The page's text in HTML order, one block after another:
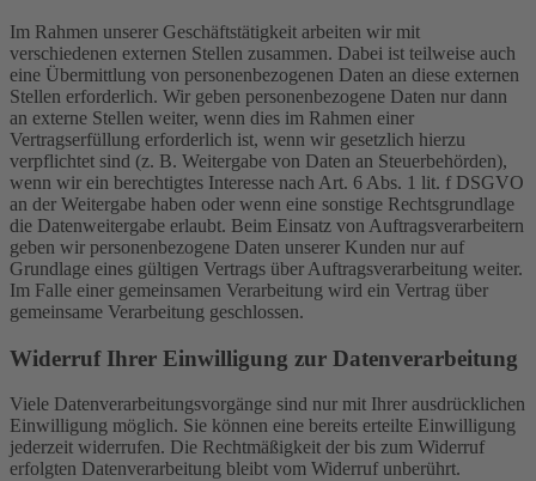
Im Rahmen unserer Geschäftstätigkeit arbeiten wir mit
verschiedenen externen Stellen zusammen. Dabei ist teilweise auch
eine Übermittlung von personenbezogenen Daten an diese externen
Stellen erforderlich. Wir geben personenbezogene Daten nur dann
an externe Stellen weiter, wenn dies im Rahmen einer
Vertragserfüllung erforderlich ist, wenn wir gesetzlich hierzu
verpflichtet sind (z. B. Weitergabe von Daten an Steuerbehörden),
wenn wir ein berechtigtes Interesse nach Art. 6 Abs. 1 lit. f DSGVO
an der Weitergabe haben oder wenn eine sonstige Rechtsgrundlage
die Datenweitergabe erlaubt. Beim Einsatz von Auftragsverarbeitern
geben wir personenbezogene Daten unserer Kunden nur auf
Grundlage eines gültigen Vertrags über Auftragsverarbeitung weiter.
Im Falle einer gemeinsamen Verarbeitung wird ein Vertrag über
gemeinsame Verarbeitung geschlossen.
Widerruf Ihrer Einwilligung zur Datenverarbeitung
Viele Datenverarbeitungsvorgänge sind nur mit Ihrer ausdrücklichen
Einwilligung möglich. Sie können eine bereits erteilte Einwilligung
jederzeit widerrufen. Die Rechtmäßigkeit der bis zum Widerruf
erfolgten Datenverarbeitung bleibt vom Widerruf unberührt.